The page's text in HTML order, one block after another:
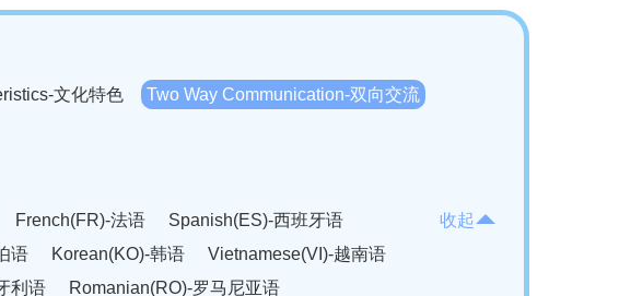
文化特色 Two Way Communication-双向交流
French(FR)-法语
Spanish(ES)-西班牙语
语 Korean(KO)-韩语
Vietnamese(VI)-越南语
利语
Romanian(RO)-罗马尼亚语
收起